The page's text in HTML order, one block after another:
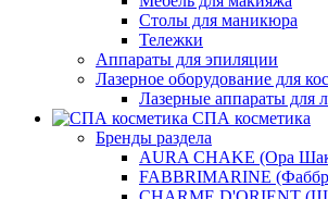
Столы для маникюра
Тележки
Аппараты для эпиляции
Лазерное оборудование для
Лазерные аппараты для
СПА косметика
Бренды раздела
AURA CHAKE (Ора
FABBRIMARINE